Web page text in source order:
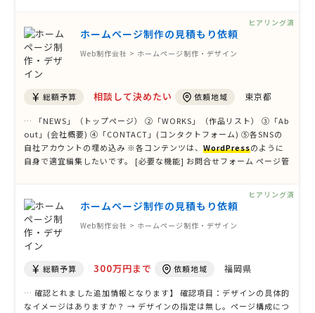
ホームページ制作の見積もり依頼
Web制作会社 > ホームページ制作・デザイン
総額予算 相談して決めたい 依頼地域 東京都
… 「NEWS」（トップページ） ②「WORKS」（作品リスト） ➂「Ab
out」(会社概要) ④「CONTACT」(コンタクトフォーム) ⑤各SNSの
自社アカウントの埋め込み ※各コンテンツは、WordPressのように
自身で適宜編集したいです。 [必要な機能] お問合せフォーム ページ管
ヒアリング済
ホームページ制作の見積もり依頼
Web制作会社 > ホームページ制作・デザイン
総額予算 300万円まで 依頼地域 福岡県
… 確認とれました追加情報となります】 確認項目：デザインの具体的
なイメージはありますか？ → デザインの指定は無し。ページ構成につ
ヒアリング済